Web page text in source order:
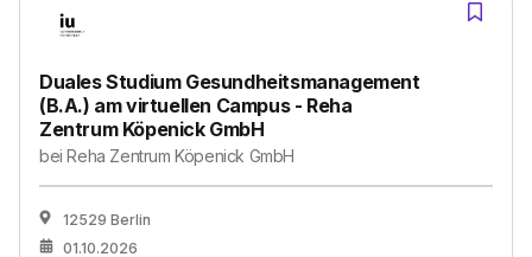
Duales Studium Gesundheitsmanagement
(B.A.) am virtuellen Campus - Reha
Zentrum Köpenick GmbH
beiReha Zentrum Köpenick GmbH
12529 Berlin
01.10.2026